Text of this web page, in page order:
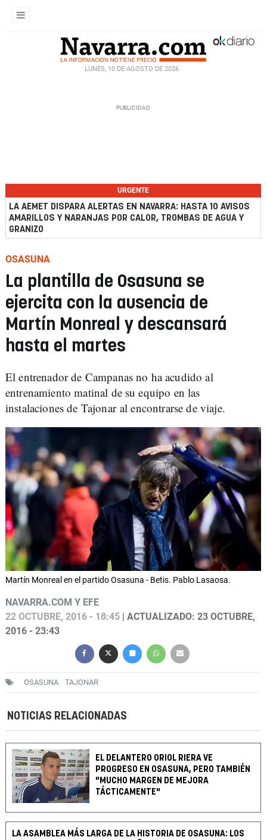
LUNES, 10 DE AGOSTO DE 2026
URGENTE
LA AEMET DISPARA ALERTAS EN NAVARRA: HASTA 10 AVISOS
AMARILLOS Y NARANJAS POR CALOR, TROMBAS DE AGUA Y
GRANIZO
OSASUNA
La plantilla de Osasuna se
ejercita con la ausencia de
Martín Monreal y descansará
hasta el martes
El entrenador de Campanas no ha acudido al
entrenamiento matinal de su equipo en las
instalaciones de Tajonar al encontrarse de viaje.
Martín Monreal en el partido Osasuna - Betis. Pablo Lasaosa.
NAVARRA.COM Y EFE
22 OCTUBRE, 2016 - 18:45 | ACTUALIZADO: 23 OCTUBRE,
2016 - 23:43
OSASUNA TAJONAR
NOTICIAS RELACIONADAS
EL DELANTERO ORIOL RIERA VE
PROGRESO EN OSASUNA, PERO TAMBIÉN
"MUCHO MARGEN DE MEJORA
TÁCTICAMENTE"
LA ASAMBLEA MÁS LARGA DE LA HISTORIA DE OSASUNA: LOS